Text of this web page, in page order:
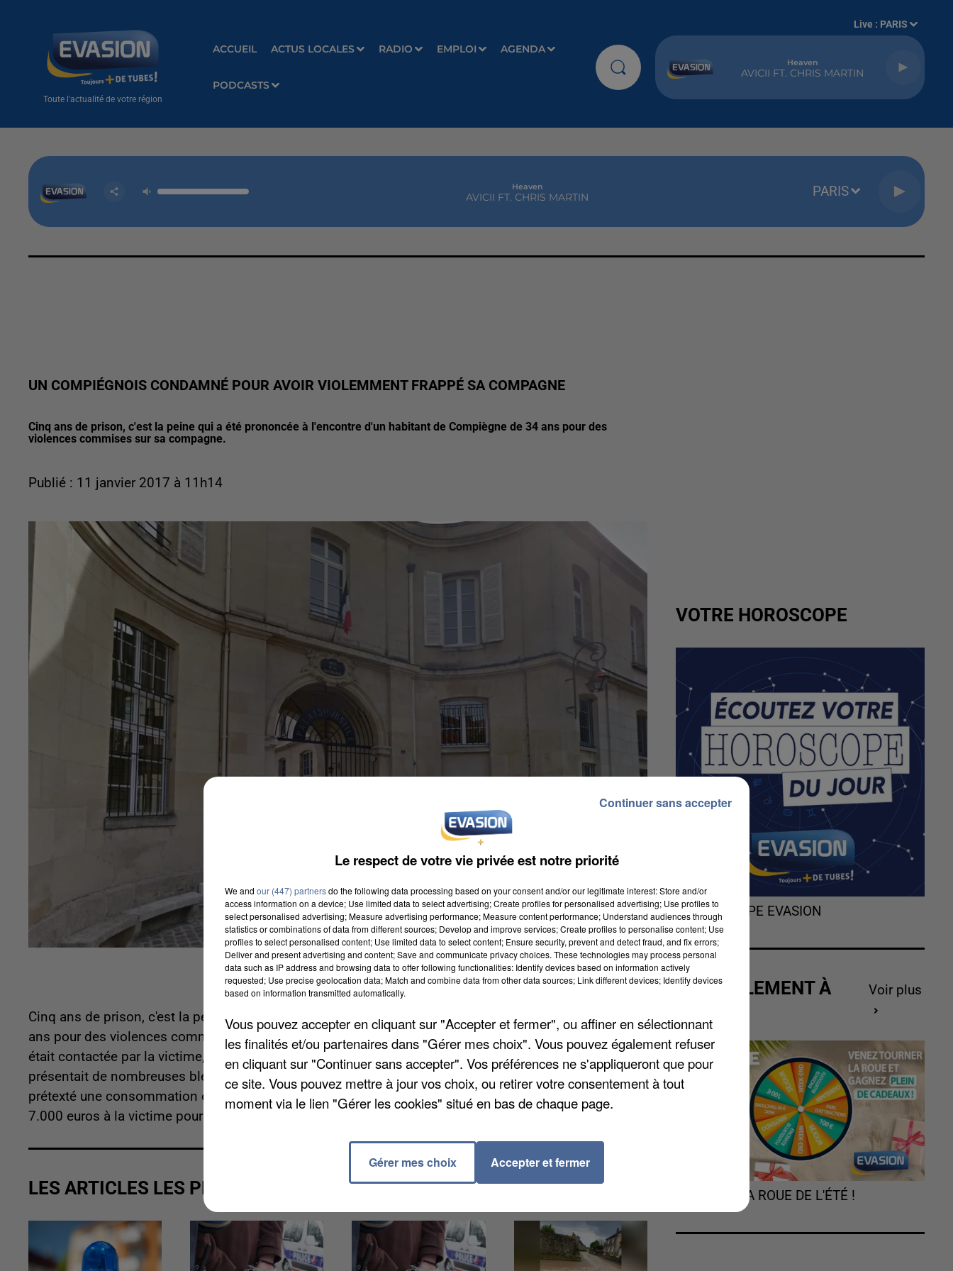
Toute l'actualité de votre région
ACCUEIL ACTUS LOCALES RADIO EMPLOI AGENDA
PODCASTS
Live : PARIS
Heaven
AVICII FT. CHRIS MARTIN
Heaven
AVICII FT. CHRIS MARTIN PARIS
UN COMPIÉGNOIS CONDAMNÉ POUR AVOIR VIOLEMMENT FRAPPÉ SA COMPAGNE
Cinq ans de prison, c'est la peine qui a été prononcée à l'encontre d'un habitant de Compiègne de 34 ans pour des
violences commises sur sa compagne.
Publié : 11 janvier 2017 à 11h14
Cinq ans de prison, c'est la peine qui a été prononcée à l'encontre d'un habitant de Compiègne de 34
ans pour des violences commises sur sa compagne. Les faits remontent à octobre 2015. La police
était contactée par la victime, enfermée dans son appartement avec son bébé de huit mois. Elle
présentait de nombreuses blessures, quarante lésions en tout et une dent en moins. L'accusé a
prétexté une consommation excessive de crack, une excuse qui n'a pas suffi. Il devra aussi verser
7.000 euros à la victime pour le préjudice moral.
LES ARTICLES LES PLUS VUS
VOTRE HOROSCOPE
L'HOROSCOPE EVASION
ACTUELLEMENT À
Voir plus
TOURNEZ LA ROUE DE L'ÉTÉ !
Le respect de votre vie privée est notre priorité
We and our (447) partnersdo the following data processing based on your consent and/or our legitimate interest: Store and/or
access information on a device; Use limited data to select advertising; Create profiles for personalised advertising; Use profiles to
select personalised advertising; Measure advertising performance; Measure content performance; Understand audiences through
statistics or combinations of data from different sources; Develop and improve services; Create profiles to personalise content; Use
profiles to select personalised content; Use limited data to select content; Ensure security, prevent and detect fraud, and fix errors;
Deliver and present advertising and content; Save and communicate privacy choices. These technologies may process personal
data such as IP address and browsing data to offer following functionalities: Identify devices based on information actively
requested; Use precise geolocation data; Match and combine data from other data sources; Link different devices; Identify devices
based on information transmitted automatically.
Vous pouvez accepter en cliquant sur "Accepter et fermer", ou affiner en sélectionnant
les finalités et/ou partenaires dans "Gérer mes choix". Vous pouvez également refuser
en cliquant sur "Continuer sans accepter". Vos préférences ne s'appliqueront que pour
ce site. Vous pouvez mettre à jour vos choix, ou retirer votre consentement à tout
moment via le lien "Gérer les cookies" situé en bas de chaque page.
Gérer mes choix Accepter et fermer
Continuer sans accepter